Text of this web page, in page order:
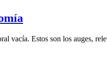
vacía. Estos son los auges,